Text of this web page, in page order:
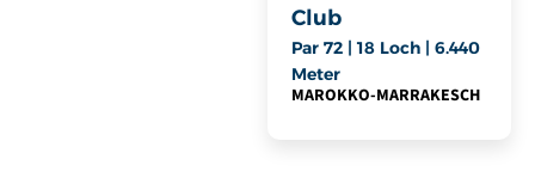
Club
Par 72 | 18 Loch | 6.440
Meter
MAROKKO-MARRAKESCH